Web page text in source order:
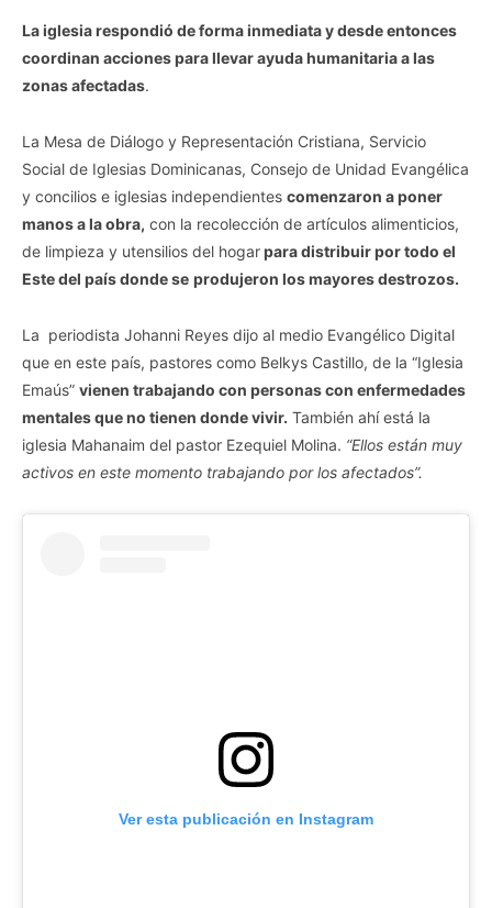
La iglesia respondió de forma inmediata y desde entonces
coordinan acciones para llevar ayuda humanitaria a las
zonas afectadas.
La Mesa de Diálogo y Representación Cristiana, Servicio
Social de Iglesias Dominicanas, Consejo de Unidad Evangélica
y concilios e iglesias independientes comenzaron a poner
manos a la obra, con la recolección de artículos alimenticios,
de limpieza y utensilios del hogarpara distribuir por todo el
Este del país donde se produjeron los mayores destrozos.
La periodista Johanni Reyes dijo al medio Evangélico Digital
que en este país, pastores como Belkys Castillo, de la “Iglesia
Emaús” vienen trabajando con personas con enfermedades
mentales que no tienen donde vivir. También ahí está la
iglesia Mahanaim del pastor Ezequiel Molina. “Ellos están muy
activos en este momento trabajando por los afectados”.
Ver esta publicación en Instagram